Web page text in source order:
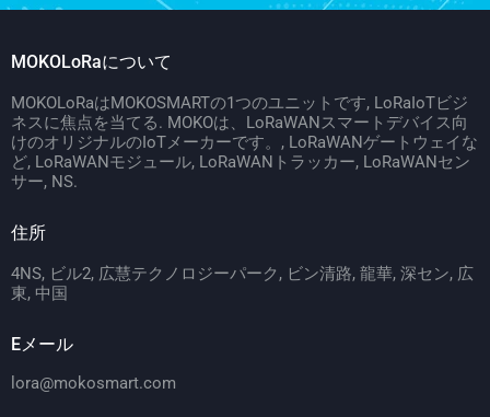
MOKOLoRaについて
MOKOLoRaはMOKOSMARTの1つのユニットです, LoRaIoTビジ
ネスに焦点を当てる. MOKOは、LoRaWANスマートデバイス向
けのオリジナルのIoTメーカーです。, LoRaWANゲートウェイな
ど, LoRaWANモジュール, LoRaWANトラッカー, LoRaWANセン
サー, NS.
住所
4NS, ビル2, 広慧テクノロジーパーク, ビン清路, 龍華, 深セン, 広
東, 中国
Eメール
lora@mokosmart.com